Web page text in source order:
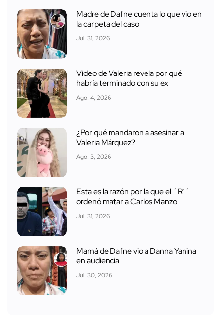
Madre de Dafne cuenta lo que vio en
la carpeta del caso
Jul. 31, 2026
Video de Valeria revela por qué
habría terminado con su ex
Ago. 4, 2026
¿Por qué mandaron a asesinar a
Valeria Márquez?
Ago. 3, 2026
Esta es la razón por la que el ´R1´
ordenó matar a Carlos Manzo
Jul. 31, 2026
Mamá de Dafne vio a Danna Yanina
en audiencia
Jul. 30, 2026